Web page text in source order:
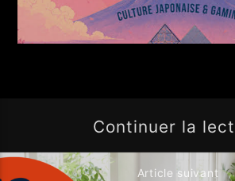
Continuer la
Article suivant